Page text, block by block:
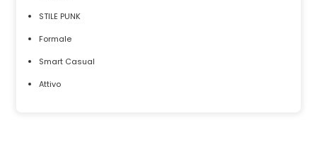
STILE PUNK
Formale
Smart Casual
Attivo